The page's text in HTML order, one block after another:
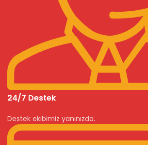
24/7 Destek
Destek ekibimiz yanınızda.